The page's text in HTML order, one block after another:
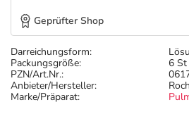
Darreichungsform:
Packungsgröße:
6 St
PZN/Art.Nr.:
Anbieter/Hersteller:
Marke/Präparat:
Geprüfter Shop